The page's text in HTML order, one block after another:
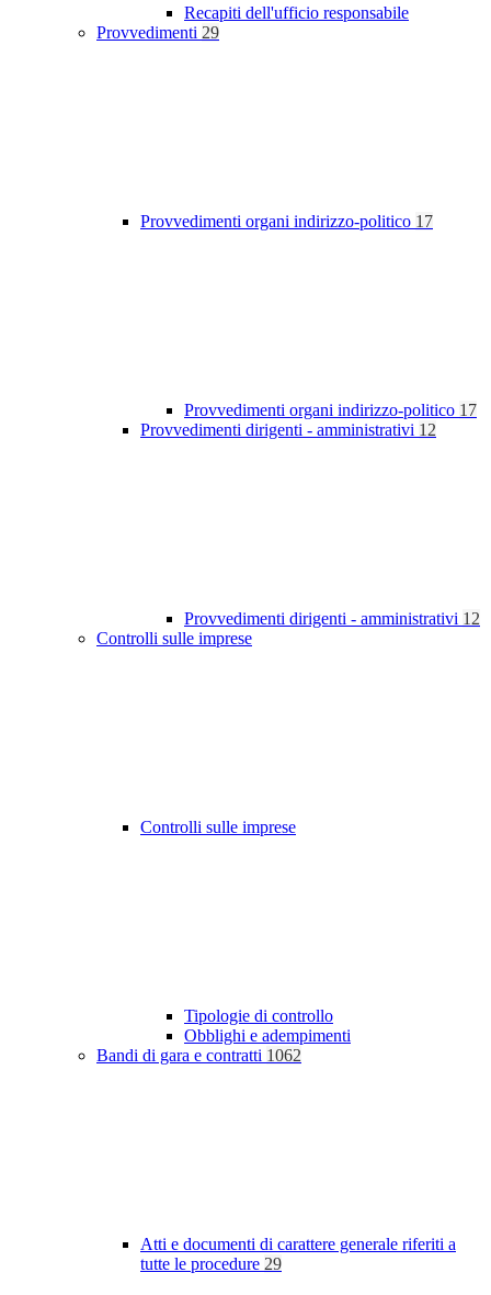
Recapiti dell'ufficio responsabile
Provvedimenti 29
Provvedimenti organi indirizzo-politico 17
Provvedimenti organi indirizzo-politico 17
Provvedimenti dirigenti - amministrativi 12
Provvedimenti dirigenti - amministrativi 12
Controlli sulle imprese
Controlli sulle imprese
Tipologie di controllo
Obblighi e adempimenti
Bandi di gara e contratti 1062
Atti e documenti di carattere generale riferiti a
tutte le procedure 29